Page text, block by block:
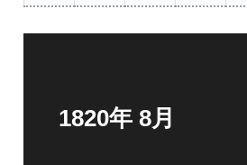
1820年 8月